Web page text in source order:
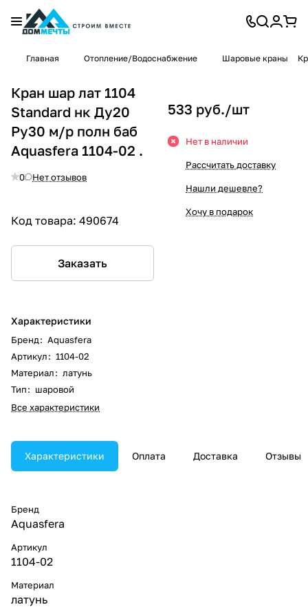
Главная Отопление/Водоснабжение Шаровые краны
Кран шар лат 1104
Standard нк Ду20
Ру30 м/р полн баб
Aquasfera 1104-02 .
0 Нет отзывов
Код товара: 490674
Заказать
Характеристики
Бренд: Aquasfera
Артикул: 1104-02
Материал: латунь
Тип: шаровой
Все характеристики
533 руб./шт
Нет в наличии
Рассчитать доставку
Нашли дешевле?
Хочу в подарок
Характеристики Оплата Доставка Отзывы
Бренд
Aquasfera
Артикул
1104-02
Материал
латунь